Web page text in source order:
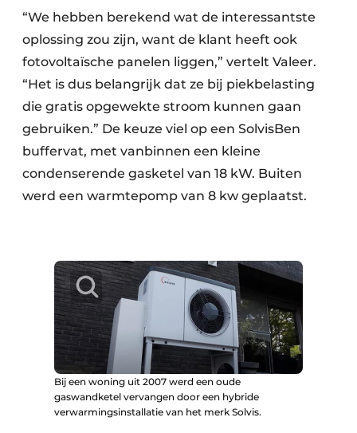
“We hebben berekend wat de interessantste
oplossing zou zijn, want de klant heeft ook
fotovoltaïsche panelen liggen,” vertelt Valeer.
“Het is dus belangrijk dat ze bij piekbelasting
die gratis opgewekte stroom kunnen gaan
gebruiken.” De keuze viel op een SolvisBen
buffervat, met vanbinnen een kleine
condenserende gasketel van 18 kW. Buiten
werd een warmtepomp van 8 kw geplaatst.
Bij een woning uit 2007 werd een oude
gaswandketel vervangen door een hybride
verwarmingsinstallatie van het merk Solvis.